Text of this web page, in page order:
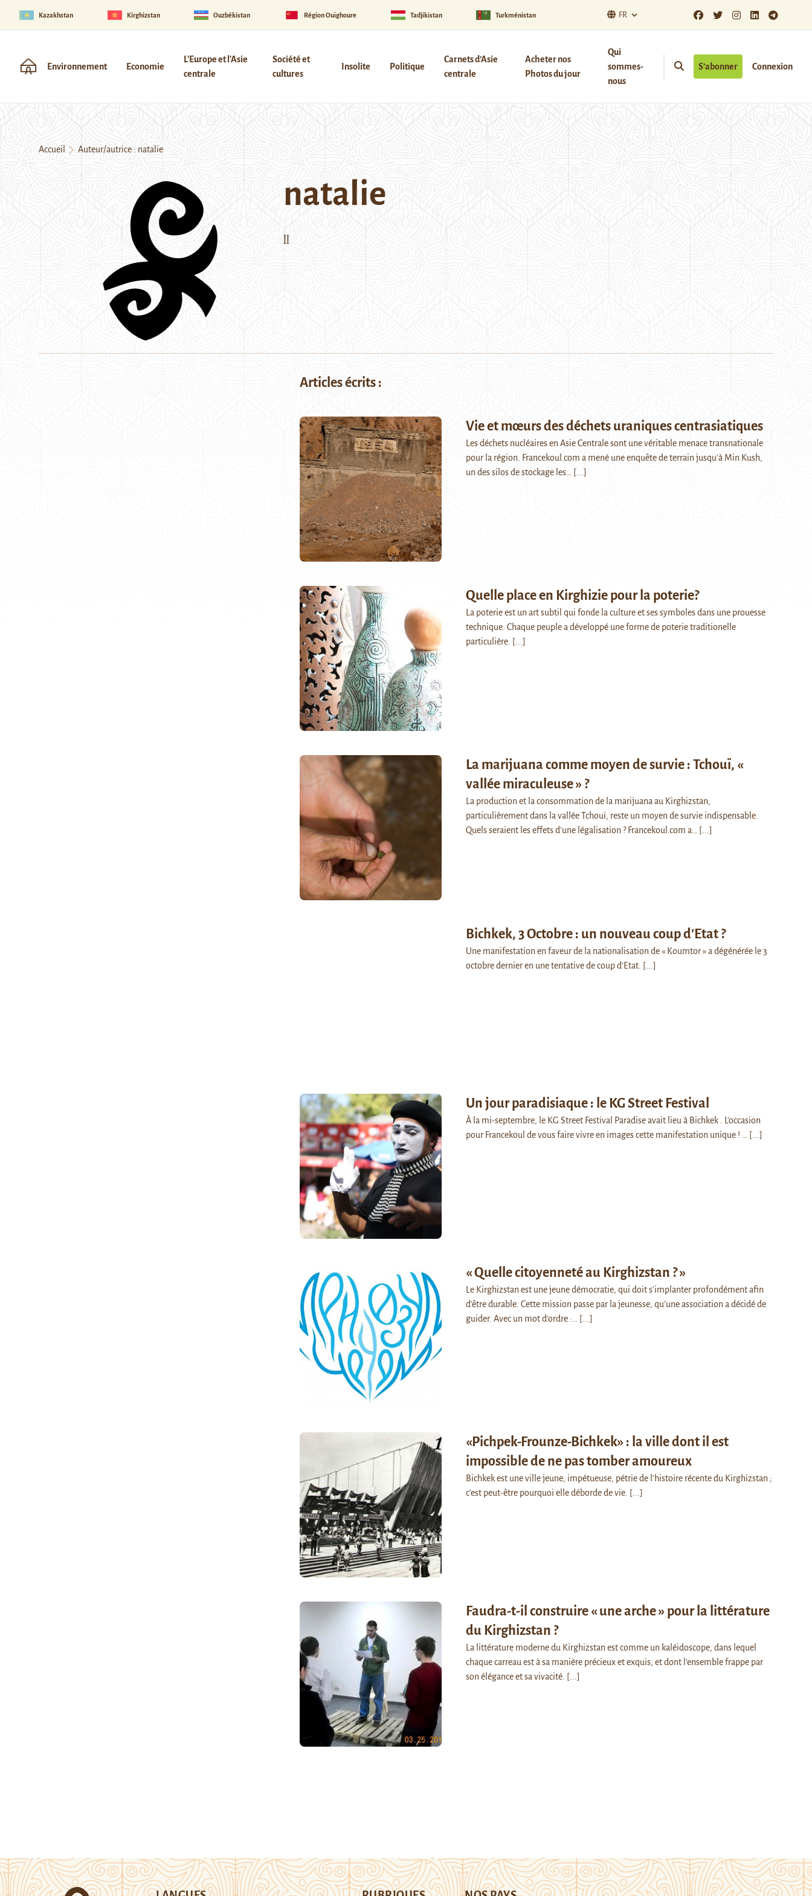
Kazakhstan Kirghizstan Ouzbékistan Région Ouïghoure Tadjikistan Turkménistan FR
Environnement Economie
L'Europe et l'Asie
centrale
Société et
cultures
Insolite Politique
Carnets d’Asie
centrale
Acheter nos
Photos du jour
Qui
sommes-
nous
S’abonner Connexion
Accueil Auteur/autrice : natalie
natalie
ll
Articles écrits :
Vie et mœurs des déchets uraniques centrasiatiques
Les déchets nucléaires en Asie Centrale sont une véritable menace transnationale
pour la région. Francekoul.com a mené une enquête de terrain jusqu'à Min Kush,
un des silos de stockage les…
[...]
Quelle place en Kirghizie pour la poterie?
La poterie est un art subtil qui fonde la culture et ses symboles dans une prouesse
technique. Chaque peuple a développé une forme de poterie traditionelle
particulière. [...]
La marijuana comme moyen de survie : Tchouï, «
vallée miraculeuse » ?
La production et la consommation de la marijuana au Kirghizstan,
particulièrement dans la vallée Tchouï, reste un moyen de survie indispensable.
Quels seraient les effets d'une légalisation ? Francekoul.com a…
[...]
Bichkek, 3 Octobre : un nouveau coup d’Etat ?
Une manifestation en faveur de la nationalisation de « Koumtor » a dégénérée le 3
octobre dernier en une tentative de coup d'Etat. [...]
Un jour paradisiaque : le KG Street Festival
À la mi-septembre, le KG Street Festival Paradise avait lieu à Bichkek . L'occasion
pour Francekoul de vous faire vivre en images cette manifestation unique ! …
[...]
« Quelle citoyenneté au Kirghizstan ? »
Le Kirghizstan est une jeune démocratie, qui doit s'implanter profondément afin
d'être durable. Cette mission passe par la jeunesse, qu'une association a décidé de
guider. Avec un mot d'ordre :…
[...]
«Pichpek-Frounze-Bichkek» : la ville dont il est
impossible de ne pas tomber amoureux
Bichkek est une ville jeune, impétueuse, pétrie de l’histoire récente du Kirghizstan ;
c’est peut-être pourquoi elle déborde de vie. [...]
Faudra-t-il construire « une arche » pour la littérature
du Kirghizstan ?
La littérature moderne du Kirghizstan est comme un kaléidoscope, dans lequel
chaque carreau est à sa manière précieux et exquis, et dont l'ensemble frappe par
son élégance et sa vivacité. [...]